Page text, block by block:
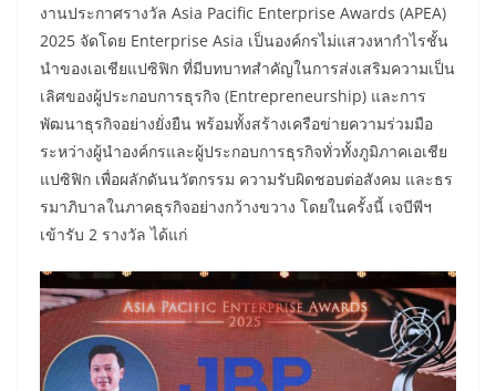
งานประกาศรางวัล Asia Pacific Enterprise Awards (APEA)
2025 จัดโดย Enterprise Asia เป็นองค์กรไม่แสวงหากำไรชั้น
นำของเอเชียแปซิฟิก ที่มีบทบาทสำคัญในการส่งเสริมความเป็น
เลิศของผู้ประกอบการธุรกิจ (Entrepreneurship) และการ
พัฒนาธุรกิจอย่างยั่งยืน พร้อมทั้งสร้างเครือข่ายความร่วมมือ
ระหว่างผู้นำองค์กรและผู้ประกอบการธุรกิจทั่วทั้งภูมิภาคเอเชีย
แปซิฟิก เพื่อผลักดันนวัตกรรม ความรับผิดชอบต่อสังคม และธร
รมาภิบาลในภาคธุรกิจอย่างกว้างขวาง โดยในครั้งนี้ เจบีพีฯ
เข้ารับ 2 รางวัล ได้แก่